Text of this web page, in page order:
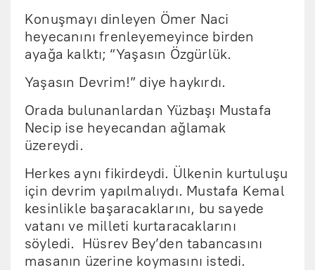
Konuşmayı dinleyen Ömer Naci
heyecanını frenleyemeyince birden
ayağa kalktı; “Yaşasın Özgürlük.
Yaşasın Devrim!” diye haykırdı.
Orada bulunanlardan Yüzbaşı Mustafa
Necip ise heyecandan ağlamak
üzereydi.
Herkes aynı fikirdeydi. Ülkenin kurtuluşu
için devrim yapılmalıydı. Mustafa Kemal
kesinlikle başaracaklarını, bu sayede
vatanı ve milleti kurtaracaklarını
söyledi. Hüsrev Bey’den tabancasını
masanın üzerine koymasını istedi.